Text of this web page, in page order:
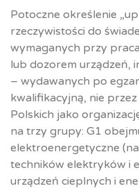
Potoczne określenie
rzeczywistości do
wymaganych przy
lub dozorem urządzeń,
– wydawanych po
kwalifikacyjną, nie
Polskich jako
na trzy grupy: G1
elektroenergetyczne
techników elektryków i
urządzeń cieplnych i